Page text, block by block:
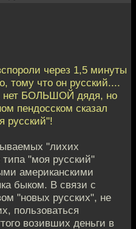
через 1,5 минуты
тому что он русский....
нет БОЛЬШОЙ дядя, но
пендосском сказал
русский"!
"лихих
"моя русский"
американскими
быком. В связи с
"новых русских", не
пользоваться
возивших деньги в